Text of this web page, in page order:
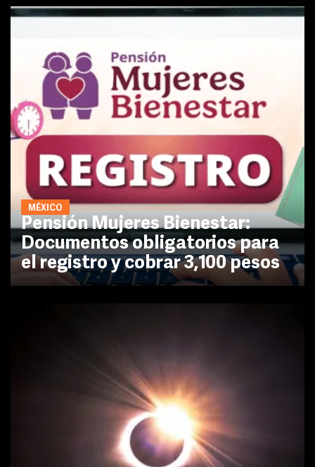
MÉXICO
Pensión Mujeres Bienestar:
Documentos obligatorios para
el registro y cobrar 3,100 pesos